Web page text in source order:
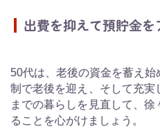
出費を抑えて預貯金を
50代は、老後の資金を蓄え
制で老後を迎え、そして充
までの暮らしを見直して、徐
ることを心がけましょう。